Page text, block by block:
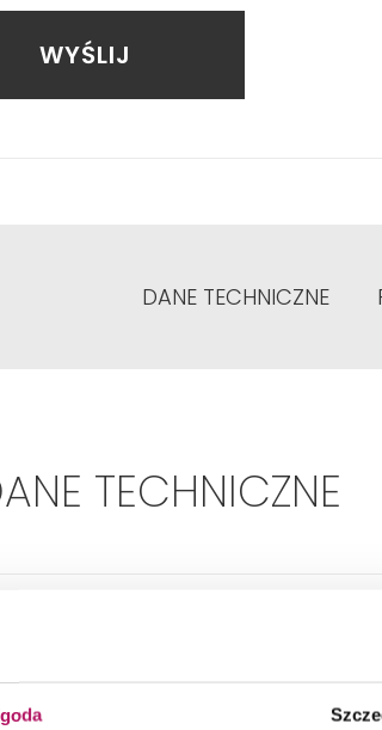
WYŚLIJ
DANE TECHNICZNE
TECHNICZNE